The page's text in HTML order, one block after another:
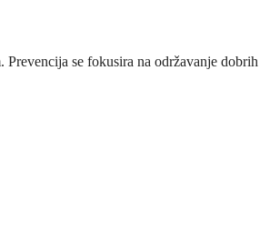
se fokusira na održavanje dobrih